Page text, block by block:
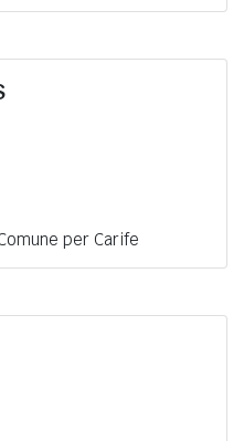
per Carife